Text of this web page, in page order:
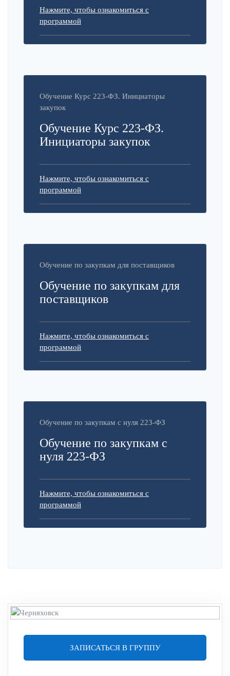
Нажмите, чтобы ознакомиться с
программой
Обучение Курс 223-ФЗ. Инициаторы
закупок
Обучение Курс 223-ФЗ.
Инициаторы закупок
Нажмите, чтобы ознакомиться с
программой
Обучение по закупкам для поставщиков
Обучение по закупкам для
поставщиков
Нажмите, чтобы ознакомиться с
программой
Обучение по закупкам с нуля 223-ФЗ
Обучение по закупкам с
нуля 223-ФЗ
Нажмите, чтобы ознакомиться с
программой
ЗАПИСАТЬСЯ В ГРУППУ